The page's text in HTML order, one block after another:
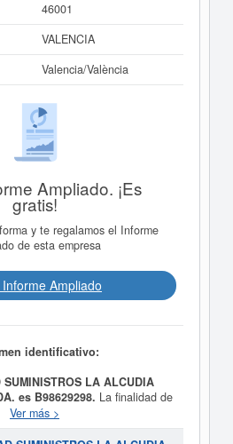
46001
VALENCIA
Valencia/València
Ampliado. ¡Es
gratis!
y te regalamos el Informe
de esta empresa
Ampliado
identificativo:
LA ALCUDIA
es B98629298. La finalidad de
SUMINISTROS LA ALCUDIA
es Comercio al por mayor de
Ver más >